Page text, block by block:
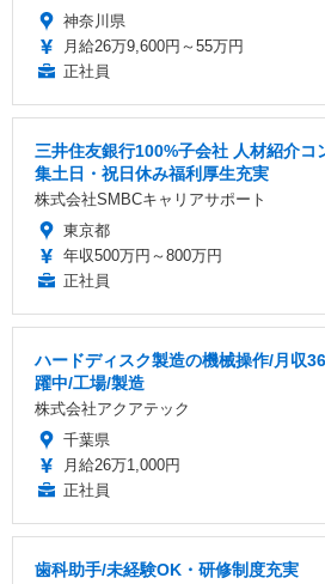
神奈川県
月給26万9,600円～55万円
正社員
三井住友銀行100%子会社 人材紹介コ
集土日・祝日休み福利厚生充実
株式会社SMBCキャリアサポート
東京都
年収500万円～800万円
正社員
ハードディスク製造の機械操作/月収
躍中/工場/製造
株式会社アクアテック
千葉県
月給26万1,000円
正社員
歯科助手/未経験OK・研修制度充実